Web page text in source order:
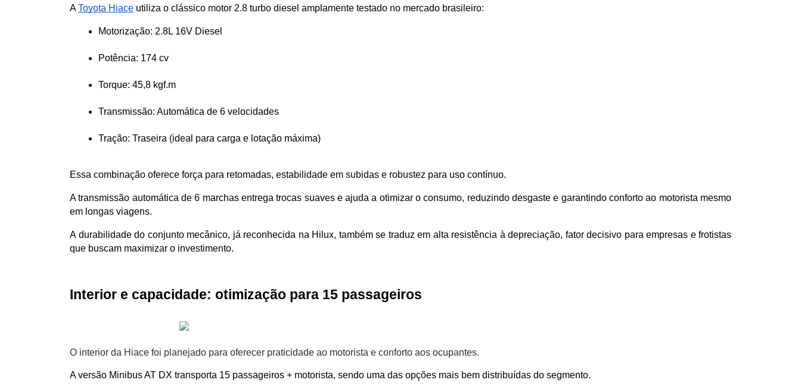
A Toyota Hiace utiliza o clássico motor 2.8 turbo diesel amplamente testado no mercado brasileiro:
Motorização: 2.8L 16V Diesel
Potência: 174 cv
Torque: 45,8 kgf.m
Transmissão: Automática de 6 velocidades
Tração: Traseira (ideal para carga e lotação máxima)
Essa combinação oferece força para retomadas, estabilidade em subidas e robustez para uso contínuo.
A transmissão automática de 6 marchas entrega trocas suaves e ajuda a otimizar o consumo, reduzindo desgaste e garantindo conforto ao motorista mesmo
em longas viagens.
A durabilidade do conjunto mecânico, já reconhecida na Hilux, também se traduz em alta resistência à depreciação, fator decisivo para empresas e frotistas
que buscam maximizar o investimento.
Interior e capacidade: otimização para 15 passageiros
O interior da Hiace foi planejado para oferecer praticidade ao motorista e conforto aos ocupantes.
A versão Minibus AT DX transporta 15 passageiros + motorista, sendo uma das opções mais bem distribuídas do segmento.